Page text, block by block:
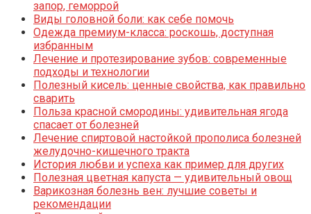
запор, геморрой
Виды головной боли: как себе помочь
Одежда премиум-класса: роскошь, доступная
избранным
Лечение и протезирование зубов: современные
подходы и технологии
Полезный кисель: ценные свойства, как правильно
сварить
Польза красной смородины: удивительная ягода
спасает от болезней
Лечение спиртовой настойкой прополиса болезней
желудочно-кишечного тракта
История любви и успеха как пример для других
Полезная цветная капуста — удивительный овощ
Варикозная болезнь вен: лучшие советы и
рекомендации